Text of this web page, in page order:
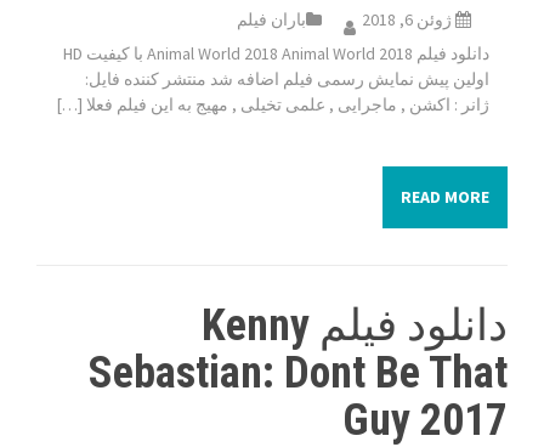
ژوئن 6, 2018
باران فیلم
دانلود فیلم Animal World 2018 Animal World 2018 با کیفیت HD
اولین پیش نمایش رسمی فیلم اضافه شد منتشر کننده فایل:
ژانر : اکشن , ماجرایی , علمی تخیلی , مهیج به این فیلم فعلا […]
READ MORE
دانلود فیلم Kenny
Sebastian: Dont Be That
Guy 2017